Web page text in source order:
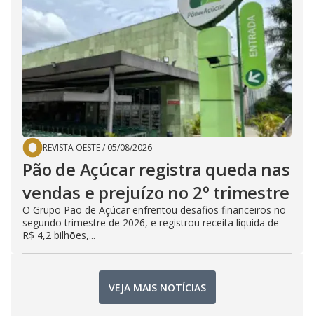
REVISTA OESTE/ 05/08/2026
Pão de Açúcar registra queda nas
vendas e prejuízo no 2º trimestre
O Grupo Pão de Açúcar enfrentou desafios financeiros no
segundo trimestre de 2026, e registrou receita líquida de
R$ 4,2 bilhões,...
VEJA MAIS NOTÍCIAS